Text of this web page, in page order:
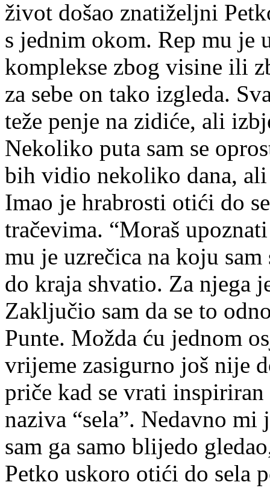
život došao znatiželjni
s jednim okom. Rep mu je
komplekse zbog visine ili
za sebe on tako izgleda.
teže penje na zidiće, ali
Nekoliko puta sam se
bih vidio nekoliko dana,
Imao je hrabrosti otići do
tračevima. “Moraš
mu je uzrečica na koju
do kraja shvatio. Za njega
Zaključio sam da se to
Punte. Možda ću jednom
vrijeme zasigurno još nije
priče kad se vrati
naziva “sela”. Nedavno mi
sam ga samo blijedo
Petko uskoro otići do sela